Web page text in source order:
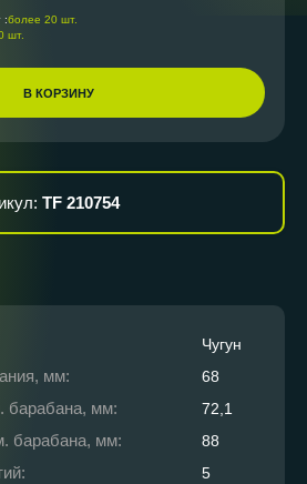
:более 20 шт.
шт.
В КОРЗИНУ
TF 210754
Чугун
мм: 68
барабана, мм: 72,1
барабана, мм: 88
5